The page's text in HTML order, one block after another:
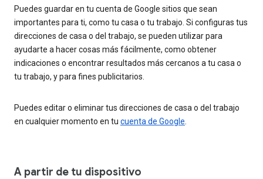
Puedes guardar en tu cuenta de Google sitios que sean
importantes para ti, como tu casa o tu trabajo. Si configuras tus
direcciones de casa o del trabajo, se pueden utilizar para
ayudarte a hacer cosas más fácilmente, como obtener
indicaciones o encontrar resultados más cercanos a tu casa o
tu trabajo, y para fines publicitarios.
Puedes editar o eliminar tus direcciones de casa o del trabajo
en cualquier momento en tu cuenta de Google
A partir de tu dispositivo